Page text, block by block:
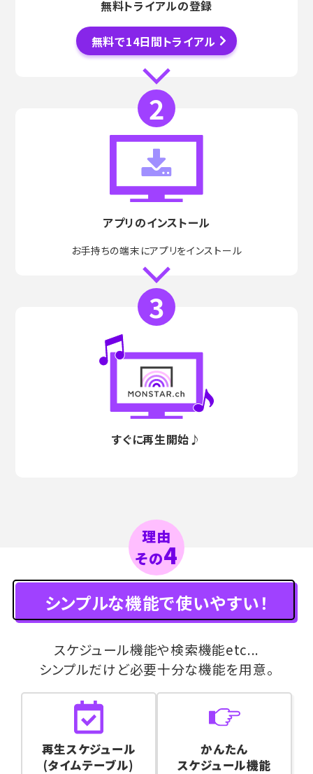
無料トライアルの登録
無料で14日間トライアル
アプリのインストール
お手持ちの端末にアプリをインストール
すぐに再生開始♪
理由
その4
シンプルな機能で使いやすい！
スケジュール機能や検索機能etc...
シンプルだけど必要十分な機能を用意。
再生スケジュール
(タイムテーブル)
かんたん
スケジュール機能